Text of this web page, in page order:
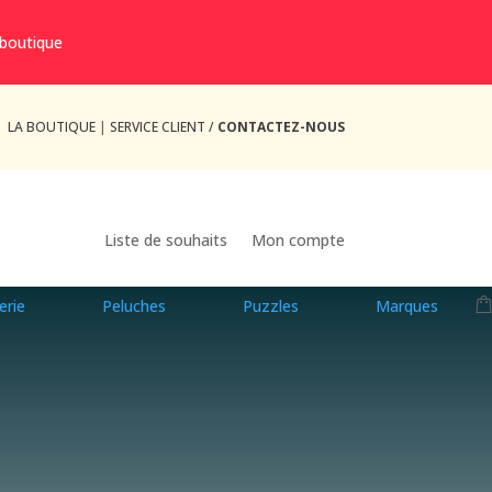
LA BOUTIQUE| SERVICE CLIENT / CONTACTEZ-NOUS
Liste de souhaits Mon compte
Peluches Puzzles Marques